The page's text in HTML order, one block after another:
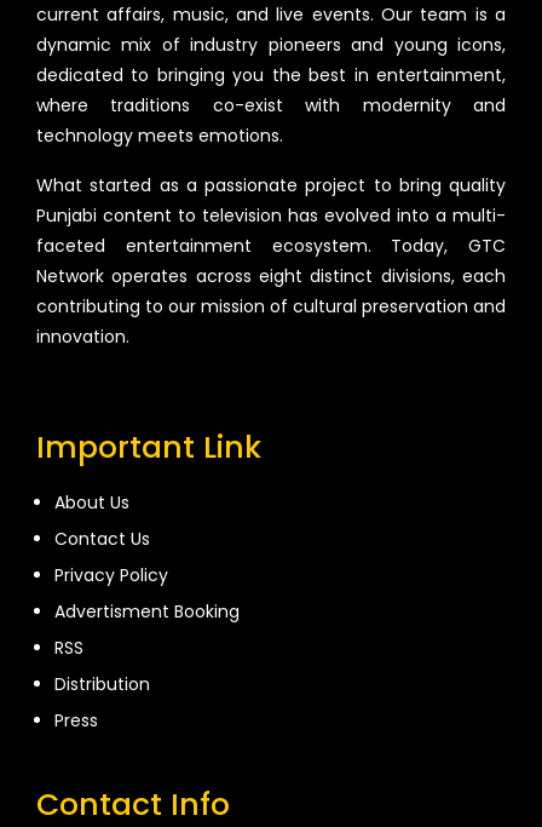
current affairs, music, and live events. Our team is a
dynamic mix of industry pioneers and young icons,
dedicated to bringing you the best in entertainment,
where traditions co-exist with modernity and
technology meets emotions.
What started as a passionate project to bring quality
Punjabi content to television has evolved into a multi-
faceted entertainment ecosystem. Today, GTC
Network operates across eight distinct divisions, each
contributing to our mission of cultural preservation and
innovation.
Important Link
About Us
Contact Us
Privacy Policy
Advertisment Booking
RSS
Distribution
Press
Contact Info